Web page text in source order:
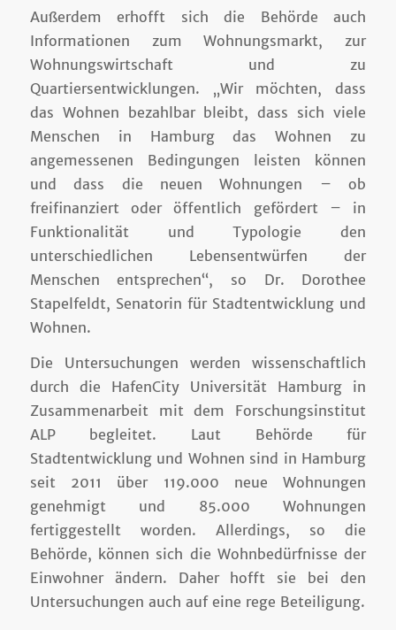
Außerdem erhofft sich die Behörde auch
Informationen zum Wohnungsmarkt, zur
Wohnungswirtschaft und zu
Quartiersentwicklungen. „Wir möchten, dass
das Wohnen bezahlbar bleibt, dass sich viele
Menschen in Hamburg das Wohnen zu
angemessenen Bedingungen leisten können
und dass die neuen Wohnungen – ob
freifinanziert oder öffentlich gefördert – in
Funktionalität und Typologie den
unterschiedlichen Lebensentwürfen der
Menschen entsprechen“, so Dr. Dorothee
Stapelfeldt, Senatorin für Stadtentwicklung und
Wohnen.
Die Untersuchungen werden wissenschaftlich
durch die HafenCity Universität Hamburg in
Zusammenarbeit mit dem Forschungsinstitut
ALP begleitet. Laut Behörde für
Stadtentwicklung und Wohnen sind in Hamburg
seit 2011 über 119.000 neue Wohnungen
genehmigt und 85.000 Wohnungen
fertiggestellt worden. Allerdings, so die
Behörde, können sich die Wohnbedürfnisse der
Einwohner ändern. Daher hofft sie bei den
Untersuchungen auch auf eine rege Beteiligung.